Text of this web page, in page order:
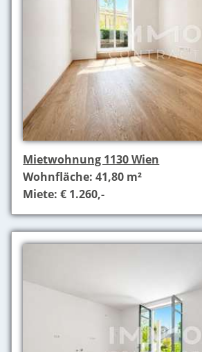
Mietwohnung 1130 Wien
Wohnfläche: 41,80 m²
Miete: € 1.260,-